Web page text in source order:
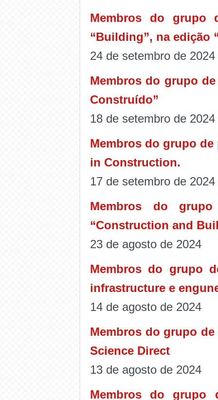
Membros do grupo
“Building”, na edição
24 de setembro de 2024
Membros do grupo
Construído”
18 de setembro de 2024
Membros do grupo
in Construction.
17 de setembro de 2024
Membros do
“Construction and
23 de agosto de 2024
Membros do grupo
infrastructure e
14 de agosto de 2024
Membros do grupo
Science Direct
13 de agosto de 2024
Membros do grupo